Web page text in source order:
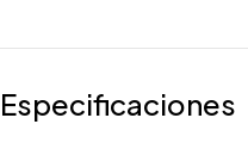
Especificaciones